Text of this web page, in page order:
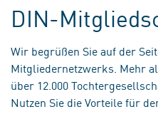
DIN-
Wir begrüßen Sie auf der
Mitgliedernetzwerks. Mehr
über 12.000
Nutzen Sie die Vorteile für